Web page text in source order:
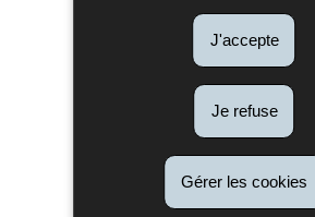
J'accepte
Je refuse
Gérer les cookies
NAVIGATIONPUBLICATIONS
ADMINISTRATIONS
LÉGISLATION
PHOTOS & VIDÉOS
LIENS